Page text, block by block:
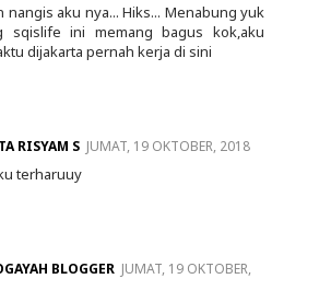
nangis aku nya... Hiks... Menabung yuk
sqislife ini memang bagus kok,aku
dijakarta pernah kerja di sini
RISYAM S JUMAT, 19 OKTOBER, 2018
terharuuy
BLOGGER JUMAT, 19 OKTOBER,